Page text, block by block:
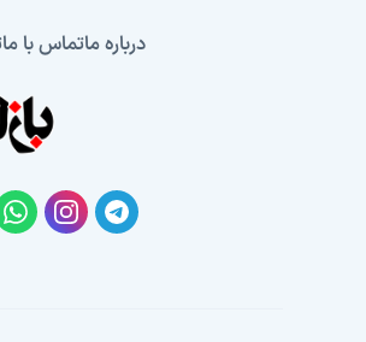
درباره ماتماس با ما